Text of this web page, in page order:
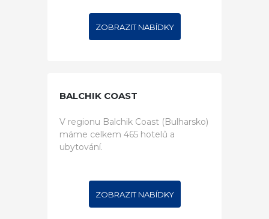
ZOBRAZIT NABÍDKY
BALCHIK COAST
V regionu Balchik Coast (Bulharsko)
máme celkem 465 hotelů a
ubytování.
ZOBRAZIT NABÍDKY